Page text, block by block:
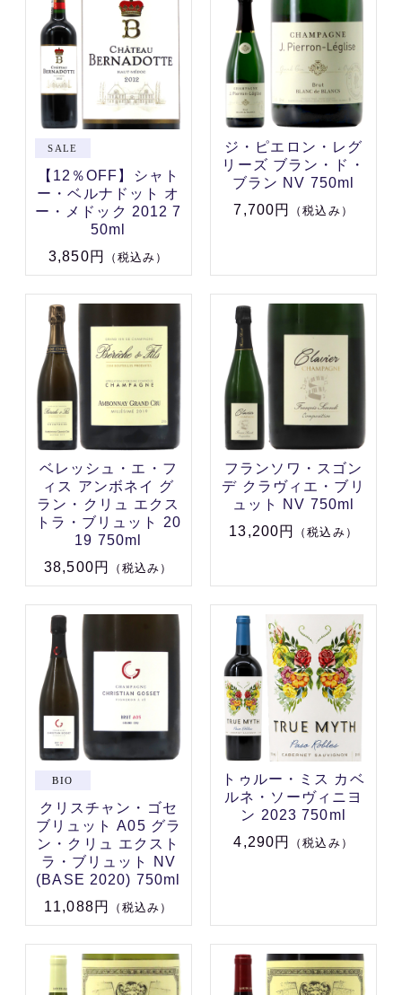
【12％OFF】シャト
ー・ベルナドット オ
ー・メドック 2012 7
50ml
3,850円
（税込み）
ジ・ピエロン・レグ
リーズ ブラン・ド・
ブラン NV 750ml
7,700円
（税込み）
ベレッシュ・エ・フ
ィス アンボネイ グ
ラン・クリュ エクス
トラ・ブリュット 20
19 750ml
38,500円
（税込み）
フランソワ・スゴン
デ クラヴィエ・ブリ
ュット NV 750ml
13,200円
（税込み）
クリスチャン・ゴセ
ブリュット A05 グラ
ン・クリュ エクスト
ラ・ブリュット NV
(BASE 2020) 750ml
11,088円
（税込み）
トゥルー・ミス カベ
ルネ・ソーヴィニヨ
ン 2023 750ml
4,290円
（税込み）